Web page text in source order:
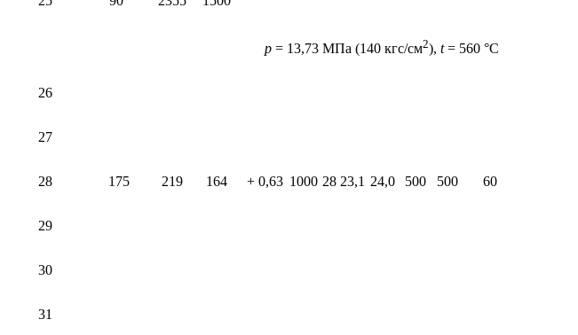
p = 13,73 МПа (140 кгс/см2), t= 560 °С
26
175 219 164 + 0,63 1000 28 23,1 24,0 500 500 60
27
28
29
30
31